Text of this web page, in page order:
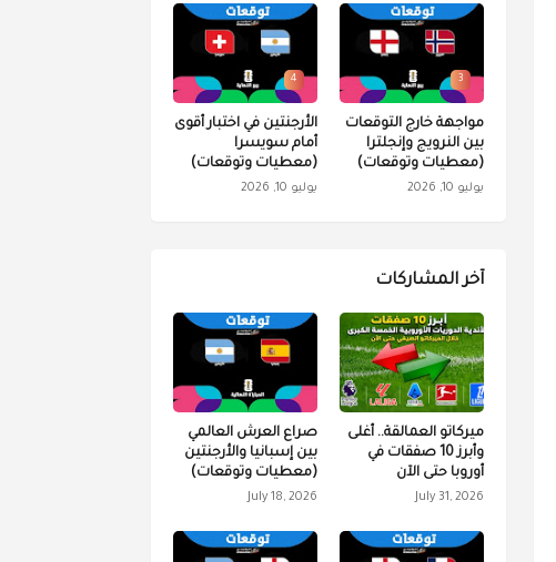
3
مواجهة خارج التوقعات
بين النرويج وإنجلترا
(معطيات وتوقعات)
يوليو 10, 2026
4
الأرجنتين في اختبار أقوى
أمام سويسرا
(معطيات وتوقعات)
يوليو 10, 2026
آخر المشاركات
ميركاتو العمالقة.. أغلى
وأبرز 10 صفقات في
أوروبا حتى الآن
July 31, 2026
صراع العرش العالمي
بين إسبانيا والأرجنتين
(معطيات وتوقعات)
July 18, 2026